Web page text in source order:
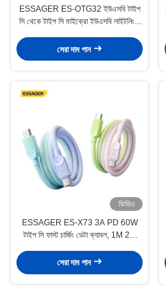
ESSAGER ES-OTG32 ইউএসবি টাইপ
সি থেকে টাইপ সি মাইক্রো ইউএসবি লাইটনিং ৪
সেরা দাম পান
ভিডিও
ESSAGER ES-X73 3A PD 60W
টাইপ সি ফাস্ট চার্জিং ডেটা ক্যাবল, 1M 2M
সেরা দাম পান